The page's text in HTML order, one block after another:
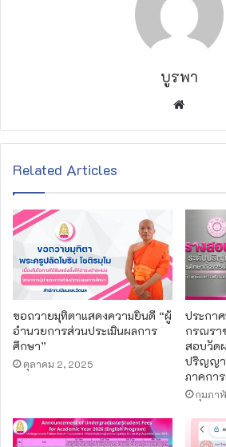
บูรพา
b
Related Articles
ขอถวายมุทิตาแสดงความยินดี “ผู้
อำนวยการส่วนประเมินผลการ
ศึกษา”
ตุลาคม 2, 2025
ประกา
กรณรา
สอบวัด
ปริญญา
ภาคกา
กุมภา